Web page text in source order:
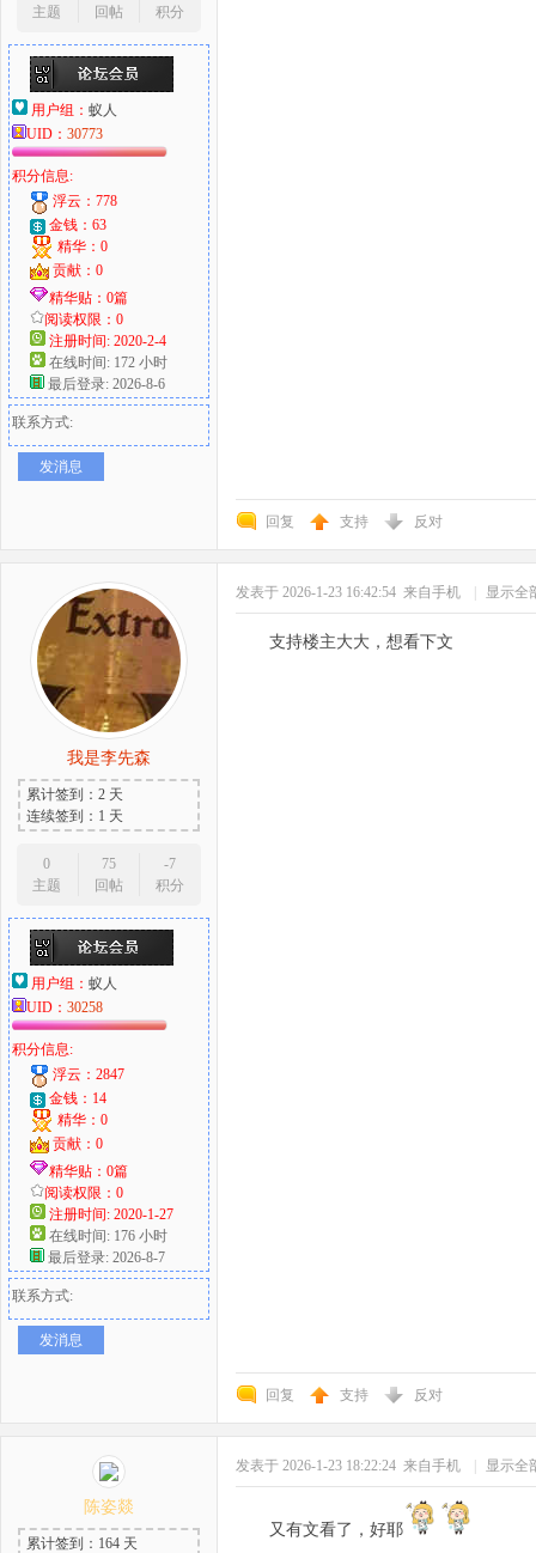
主题
回帖
积分
用户组： 蚁人
UID： 30773
积分信息:
浮云：778
金钱：63
精华：0
贡献：0
精华贴：0篇
阅读权限：0
注册时间: 2020-2-4
在线时间: 172 小时
最后登录: 2026-8-6
联系方式:
发消息
回复 支持 反对
我是李先森
累计签到：2 天
连续签到：1 天
0
主题
75
回帖
-7
积分
用户组： 蚁人
UID： 30258
积分信息:
浮云：2847
金钱：14
精华：0
贡献：0
精华贴：0篇
阅读权限：0
注册时间: 2020-1-27
在线时间: 176 小时
最后登录: 2026-8-7
联系方式:
发消息
发表于 2026-1-23 16:42:54 来自手机 显示全
支持楼主大大，想看下文
回复 支持 反对
陈姿燚
累计签到：164 天
发表于 2026-1-23 18:22:24 来自手机 显示全
又有文看了，好耶